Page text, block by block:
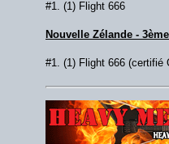
#1. (1) Flight 666
Nouvelle Zélande -
#1. (1) Flight 666 (certifié